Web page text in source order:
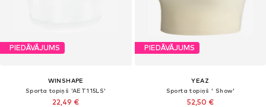
PIEDĀVĀJUMS
WINSHAPE
Sporta topiņš 'AET115LS'
22,49 €
PIEDĀVĀJUMS
YEAZ
Sporta topiņš ' Show'
52,50 €